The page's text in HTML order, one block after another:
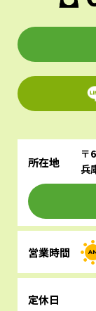
所在地
〒
兵
営業時間
定休日